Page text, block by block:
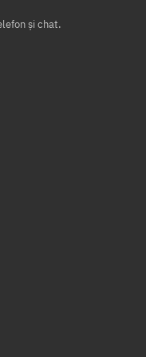
și chat.